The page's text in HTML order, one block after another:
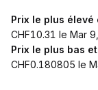
Prix le plus élevé
CHF10.31 le Mar
Prix le plus bas
CHF0.180805 le